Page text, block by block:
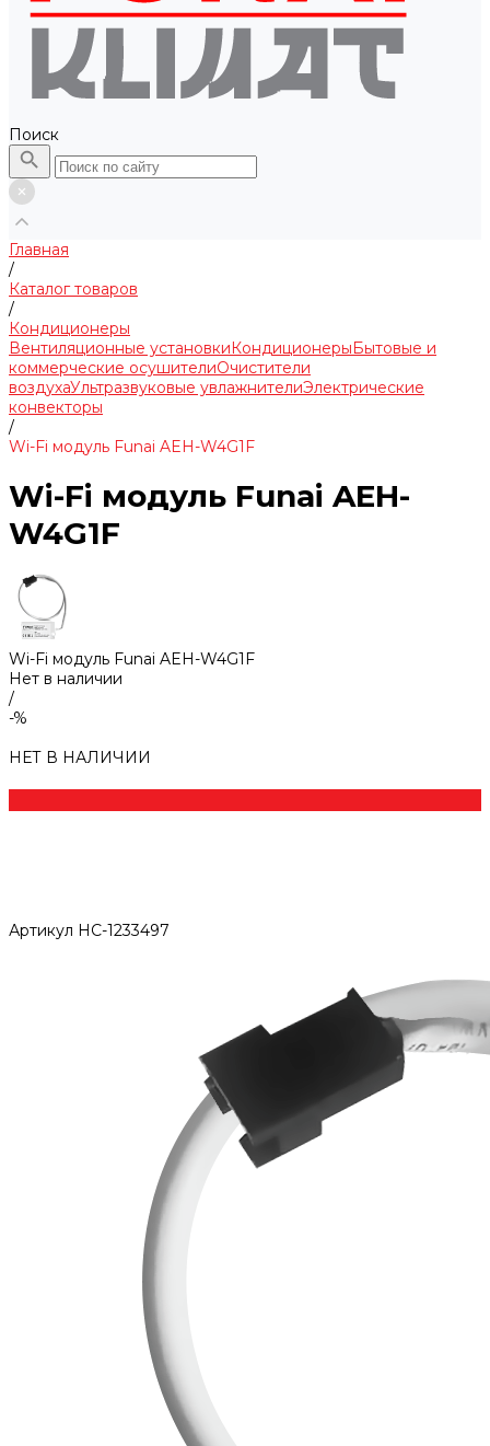
Поиск
Главная
/
Каталог товаров
/
Кондиционеры
Вентиляционные установкиКондиционерыБытовые и
коммерческие осушителиОчистители
воздухаУльтразвуковые увлажнителиЭлектрические
конвекторы
/
Wi-Fi модуль Funai AEH-W4G1F
Wi-Fi модуль Funai AEH-
W4G1F
Wi-Fi модуль Funai AEH-W4G1F
Нет в наличии
/
-%
НЕТ В НАЛИЧИИ
Артикул НС-1233497